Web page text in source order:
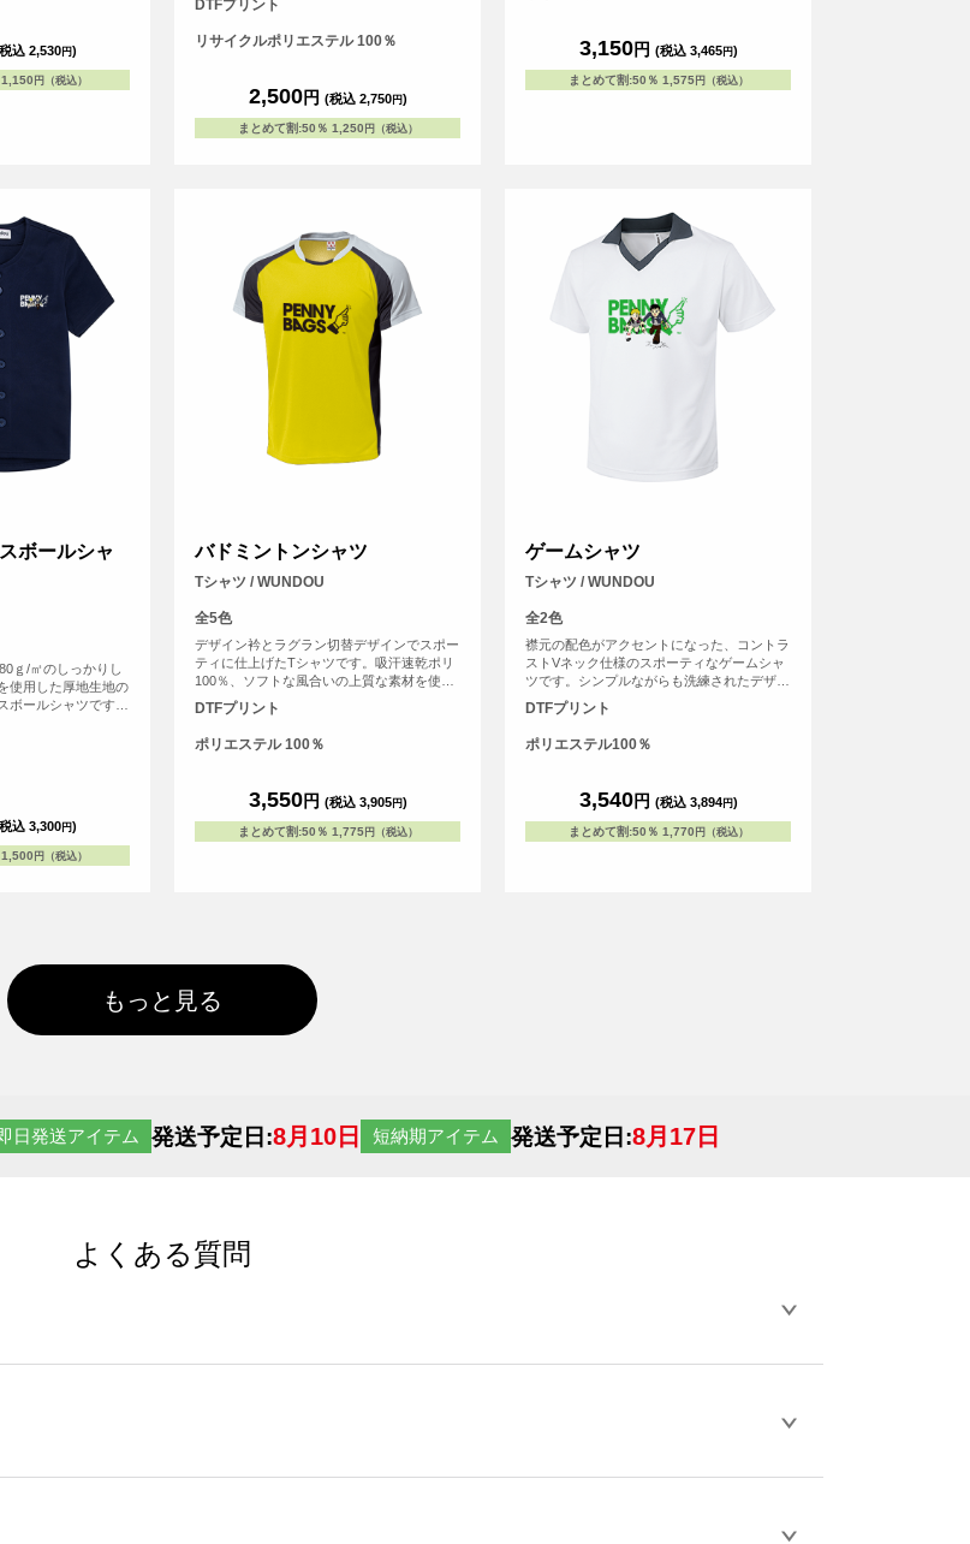
込 2,530円)
1,150 円（税込）
さまざまなシーンで活躍します。セミダル糸
による自然な光沢感と透けにくさと、適度な
伸縮性と肩まわりのコンパクト設計で動きや
ください。 <br> ※お客様の閲覧環境によ
り、商品の色が実際と異なって見える場合が
ございます。
DTFプリント
リサイクルポリエステル 100％
2,500円 (税込 2,750円)
まとめて割:50％ 1,250 円（税込）
ボール、バレーボールなど、サッカーに限ら
ずあらゆるスポーツにご利用いただいていま
す。
3,150円 (税込 3,465円)
まとめて割:50％ 1,575円（税込）
ボールシャ
ｇ/㎡のしっかりし
使用した厚地生地の
ボールシャツです。
工）を施していま
ー糸を使用してお
後身頃は長く取り、
にしています。 少
込 3,300円)
1,500 円（税込）
バドミントンシャツ
Tシャツ / WUNDOU
全5色
デザイン衿とラグラン切替デザインでスポー
ティに仕上げたTシャツです。吸汗速乾ポリ
100％、ソフトな風合いの上質な素材を使用
し、ラグラン袖と伸縮性のあるウーリー糸で
動きやすいデザインです。バドミントンやラ
ケットスポーツ以外にも、サークルや団体・
企業ユニフォームとして採用されています。
DTFプリント
ポリエステル 100％
3,550円 (税込 3,905円)
まとめて割:50％ 1,775円（税込）
ゲームシャツ
Tシャツ / WUNDOU
全2色
襟元の配色がアクセントになった、コントラ
ストVネック仕様のスポーティなゲームシャ
ツです。シンプルながらも洗練されたデザイ
ンは、チームユニフォームや練習着に最適。
素材にはポリエステル100％の吸汗速乾生地
を採用しており、汗を素早く吸収・拡散しま
す。激しい運動中でもベタつきを抑え、ドラ
ュアルウェアとしても提案できる汎用性があ
るためチーム・団体・オリジナルブランド・
イベント用途まで幅広いシーンでご活用いた
DTFプリント
ポリエステル100％
3,540円 (税込 3,894円)
まとめて割:50％ 1,770 円（税込）
もっと見る
日発送アイテム 発送予定日:8月10日 短納期アイテム 発送予定日:8月17日
よくある質問
場合は、サポートが担当する
ンデマンドサービスよりも低価格で製作することが可能です。